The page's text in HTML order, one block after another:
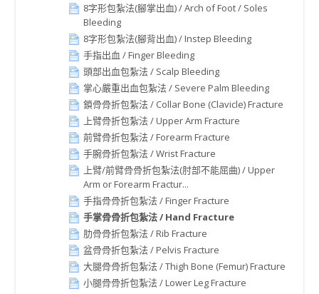
8字形包紮法(腳掌出血) / Arch of Foot / Soles
Bleeding
8字形包紮法(腳背出血) / Instep Bleeding
手指出血 / Finger Bleeding
頭部出血包紮法 / Scalp Bleeding
掌心嚴重出血包紮法 / Severe Palm Bleeding
鎖骨骨折包紮法 / Collar Bone (Clavicle) Fracture
上臂骨折包紮法 / Upper Arm Fracture
前臂骨折包紮法 / Forearm Fracture
手腕骨折包紮法 / Wrist Fracture
上臂/前臂骨骨折包紮法(肘部不能屈曲) / Upper
Arm or Forearm Fractur...
手指骨骨折包紮法 / Finger Fracture
手掌骨骨折包紮法 / Hand Fracture
肋骨骨折包紮法 / Rib Fracture
盆骨骨折包紮法 / Pelvis Fracture
大腿骨骨折包紮法 / Thigh Bone (Femur) Fracture
小腿骨骨折包紮法 / Lower Leg Fracture